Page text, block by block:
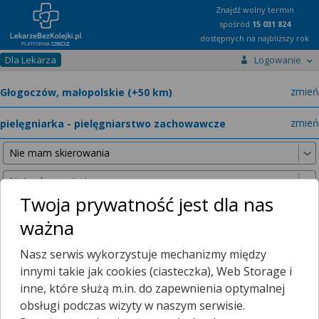
Znajdź wolny termin
spośród 15 031 824
dostępnych na najbliższy rok
Dla Lekarza Logowanie
zmień
zmień
Nie znaleźliśmy żadnych lekarzy w promieniu25 km , dlatego
zwiększyliśmy promień wyszukiwania do
50 km
Twoja prywatność jest dla nas
ważna
Nasz serwis wykorzystuje mechanizmy między
innymi takie jak cookies (ciasteczka), Web Storage i
inne, które służą m.in. do zapewnienia optymalnej
obsługi podczas wizyty w naszym serwisie.